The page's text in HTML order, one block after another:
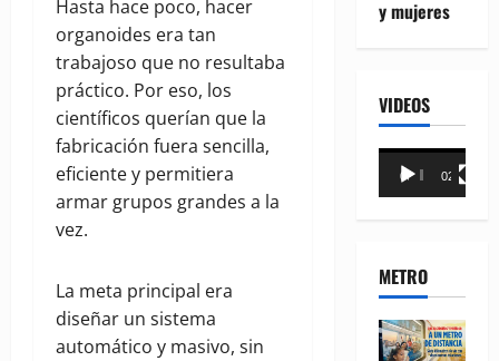
Hasta hace poco, hacer
organoides era tan
trabajoso que no resultaba
práctico. Por eso, los
científicos querían que la
fabricación fuera sencilla,
eficiente y permitiera
armar grupos grandes a la
vez.
La meta principal era
diseñar un sistema
automático y masivo, sin
y mujeres
VIDEOS
Reproductor
00:00 02:18
METRO